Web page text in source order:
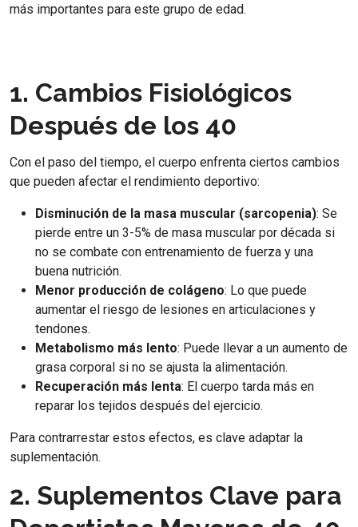
más importantes para este grupo de edad.
1. Cambios Fisiológicos
Después de los 40
Con el paso del tiempo, el cuerpo enfrenta ciertos cambios
que pueden afectar el rendimiento deportivo:
Disminución de la masa muscular (sarcopenia): Se
pierde entre un 3-5% de masa muscular por década si
no se combate con entrenamiento de fuerza y una
buena nutrición.
Menor producción de colágeno: Lo que puede
aumentar el riesgo de lesiones en articulaciones y
tendones.
Metabolismo más lento: Puede llevar a un aumento de
grasa corporal si no se ajusta la alimentación.
Recuperación más lenta: El cuerpo tarda más en
reparar los tejidos después del ejercicio.
Para contrarrestar estos efectos, es clave adaptar la
suplementación.
2. Suplementos Clave para